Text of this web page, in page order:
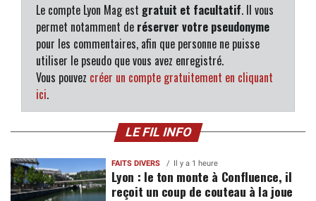
Le compte Lyon Mag est gratuit et facultatif. Il vous
permet notamment de réserver votre pseudonyme
pour les commentaires, afin que personne ne puisse
utiliser le pseudo que vous avez enregistré.
Vous pouvez créer un compte gratuitement en cliquant
ici.
LE FIL INFO
FAITS DIVERS Il y a 1 heure
Lyon : le ton monte à Confluence, il
reçoit un coup de couteau à la joue